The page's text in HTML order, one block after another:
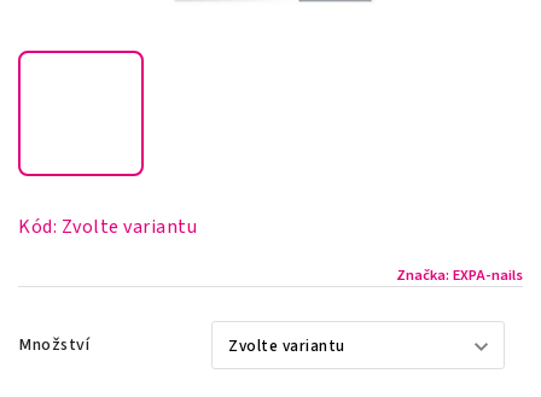
Kód: Zvolte variantu
Značka: EXPA-nails
Množství